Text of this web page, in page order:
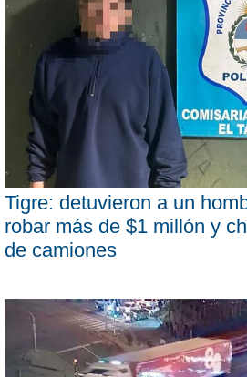
Tigre: detuvieron a un
robar más de $1 millón y
de camiones